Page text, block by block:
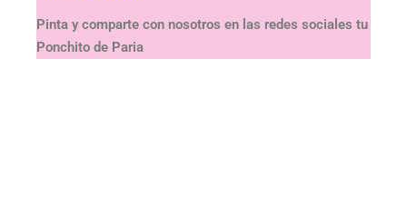
Pinta y comparte con nosotros en las redes sociales tu
Ponchito de Paria